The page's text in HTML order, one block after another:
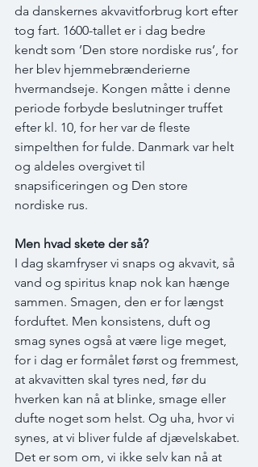
da danskernes akvavitforbrug kort efter
tog fart. 1600-tallet er i dag bedre
kendt som ’Den store nordiske rus’, for
her blev hjemmebrænderierne
hvermandseje. Kongen måtte i denne
periode forbyde beslutninger truffet
efter kl. 10, for her var de fleste
simpelthen for fulde. Danmark var helt
og aldeles overgivet til
snapsificeringen og Den store
nordiske rus.
Men hvad skete der så?
I dag skamfryser vi snaps og akvavit, så
vand og spiritus knap nok kan hænge
sammen. Smagen, den er for længst
forduftet. Men konsistens, duft og
smag synes også at være lige meget,
for i dag er formålet først og fremmest,
at akvavitten skal tyres ned, før du
hverken kan nå at blinke, smage eller
dufte noget som helst. Og uha, hvor vi
synes, at vi bliver fulde af djævelskabet.
Det er som om, vi ikke selv kan nå at